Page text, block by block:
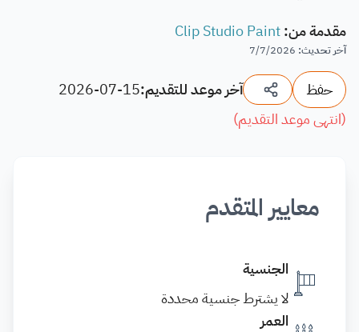
مقدمة من:
Clip Studio Paint
آخر تحديث:
7/7/2026
حفظ آخر موعد للتقديم:2026-07-15
(انتهى موعد التقديم)
معايير المتقدم
الجنسية
لا يشترط جنسية محددة
العمر